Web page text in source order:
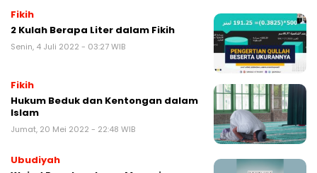
Fikih
2 Kulah Berapa Liter dalam Fikih
Senin, 4 Juli 2022 - 03:27 WIB
Fikih
Hukum Beduk dan Kentongan dalam
Islam
Jumat, 20 Mei 2022 - 22:48 WIB
Ubudiyah